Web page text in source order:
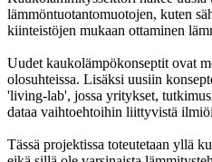
lämmöntuotantomuotojen, kuten
kiinteistöjen mukaan ottaminen
Uudet kaukolämpökonseptit ovat
olosuhteissa. Lisäksi uusiin
'living-lab', jossa yritykset,
dataa vaihtoehtoihin liittyvistä
Tässä projektissa toteutetaan yllä